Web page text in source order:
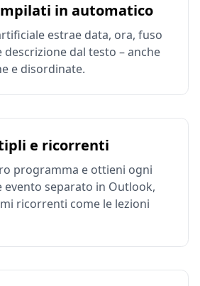
in automatico
estrae data, ora, fuso
dal testo – anche
e disordinate.
e ricorrenti
programma e ottieni ogni
evento separato in Outlook,
ricorrenti come le lezioni